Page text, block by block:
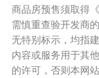
商品房预售须取得
需慎重查验开发商
无特别标示，均指
内容或服务用于其
的许可，否则本网